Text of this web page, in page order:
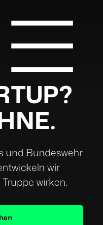
und Bundeswehr
wir
wirken.